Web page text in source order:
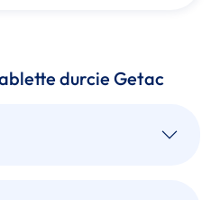
durcie Getac